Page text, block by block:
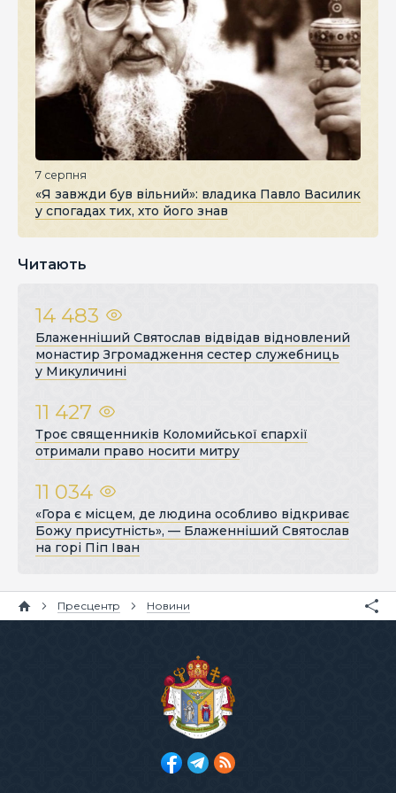
7 серпня
«Я завжди був вільний»: владика Павло Василик
у спогадах тих, хто його знав
Читають
14 483
Блаженніший Святослав відвідав відновлений
монастир Згромадження сестер служебниць
у Микуличині
11 427
Троє священників Коломийської єпархії
отримали право носити митру
11 034
«Гора є місцем, де людина особливо відкриває
Божу присутність», — Блаженніший Святослав
на горі Піп Іван
Пресцентр Новини